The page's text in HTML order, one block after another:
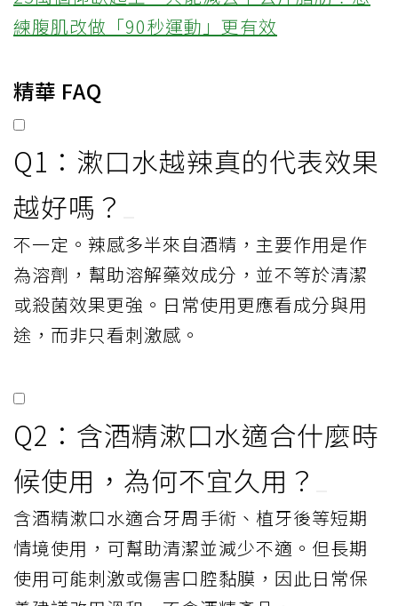
練腹肌改做「90秒運動」更有效
精華 FAQ
Q1：漱口水越辣真的代表效果
越好嗎？
不一定。辣感多半來自酒精，主要作用是作
為溶劑，幫助溶解藥效成分，並不等於清潔
或殺菌效果更強。日常使用更應看成分與用
途，而非只看刺激感。
Q2：含酒精漱口水適合什麼時
候使用，為何不宜久用？
含酒精漱口水適合牙周手術、植牙後等短期
情境使用，可幫助清潔並減少不適。但長期
使用可能刺激或傷害口腔黏膜，因此日常保